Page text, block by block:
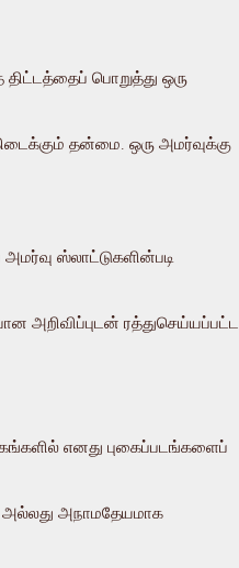
பொறுத்து ஒரு
தன்மை. ஒரு அமர்வுக்கு
ஸ்லாட்டுகளின்படி
அறிவிப்புடன் ரத்துசெய்யப்பட்ட
எனது புகைப்படங்களைப்
அல்லது அநாமதேயமாக